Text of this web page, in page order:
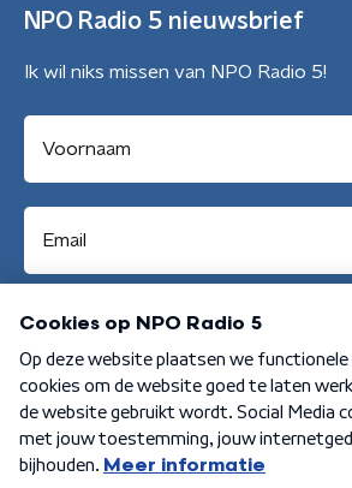
NPO Radio 5 nieuwsbrief
Ik wil niks missen van NPO Radio 5!
Aanmelden
Algemene voorwaarden